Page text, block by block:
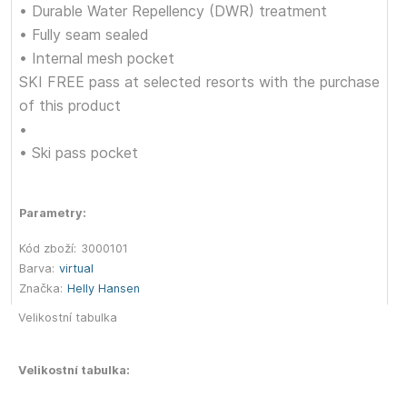
• Durable Water Repellency (DWR) treatment
• Fully seam sealed
• Internal mesh pocket
SKI FREE pass at selected resorts with the purchase
of this product
•
• Ski pass pocket
Parametry:
Kód zboží: 3000101
Barva: virtual
Značka: Helly Hansen
Velikostní tabulka
Velikostní tabulka: